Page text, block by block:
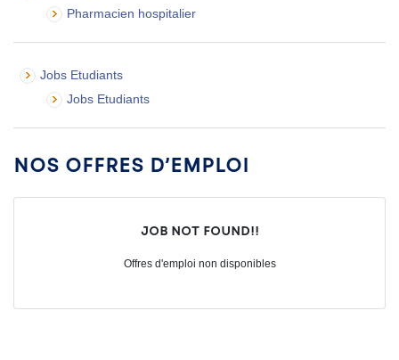
Pharmacien hospitalier
Jobs Etudiants
Jobs Etudiants
Nos offres d’emploi
Job not found!!
Offres d'emploi non disponibles